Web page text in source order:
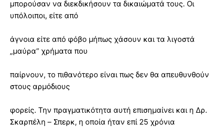
μπορούσαν να διεκδικήσουν τα δικαιώματά τους. Οι
υπόλοιποι, είτε από
άγνοια είτε από φόβο μήπως χάσουν και τα λιγοστά
„μαύρα“ χρήματα που
παίρνουν, το πιθανότερο είναι πως δεν θα απευθυνθούν
στους αρμόδιους
φορείς. Την πραγματικότητα αυτή επισημαίνει και η Δρ.
Σκαρπέλη – Σπερκ, η οποία ήταν επί 25 χρόνια